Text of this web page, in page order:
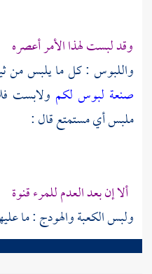
وقد لبست لهذا الأمر
واللبوس : كل ما يلبس من
صنعة لبوس لكم ولابست
ملبس أي مستمتع قال :
ألا إن بعد العدم للمرء
ولبس الكعبة والهودج : ما